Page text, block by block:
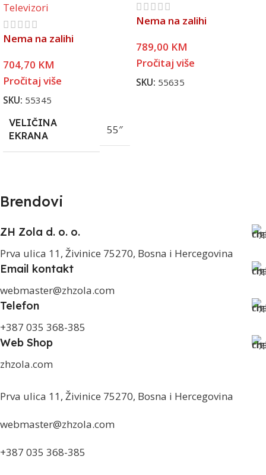
Televizori
Nema na zalihi
704,70 KM
Pročitaj više
SKU: 55345
VELIČINA
EKRANA
55″
Nema na zalihi
789,00 KM
Pročitaj više
SKU: 55635
Brendovi
ZH Zola d. o. o.
Prva ulica 11, Živinice 75270, Bosna i Hercegovina
Email kontakt
webmaster@zhzola.com
Telefon
+387 035 368-385
Web Shop
zhzola.com
Prva ulica 11, Živinice 75270, Bosna i Hercegovina
webmaster@zhzola.com
+387 035 368-385